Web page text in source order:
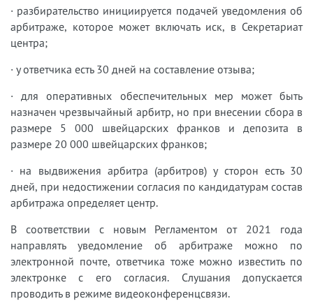
· разбирательство инициируется подачей уведомления об
арбитраже, которое может включать иск, в Секретариат
центра;
· у ответчика есть 30 дней на составление отзыва;
· для оперативных обеспечительных мер может быть
назначен чрезвычайный арбитр, но при внесении сбора в
размере 5 000 швейцарских франков и депозита в
размере 20 000 швейцарских франков;
· на выдвижения арбитра (арбитров) у сторон есть 30
дней, при недостижении согласия по кандидатурам состав
арбитража определяет центр.
В соответствии с новым Регламентом от 2021 года
направлять уведомление об арбитраже можно по
электронной почте, ответчика тоже можно известить по
электронке с его согласия. Слушания допускается
проводить в режиме видеоконференцсвязи.